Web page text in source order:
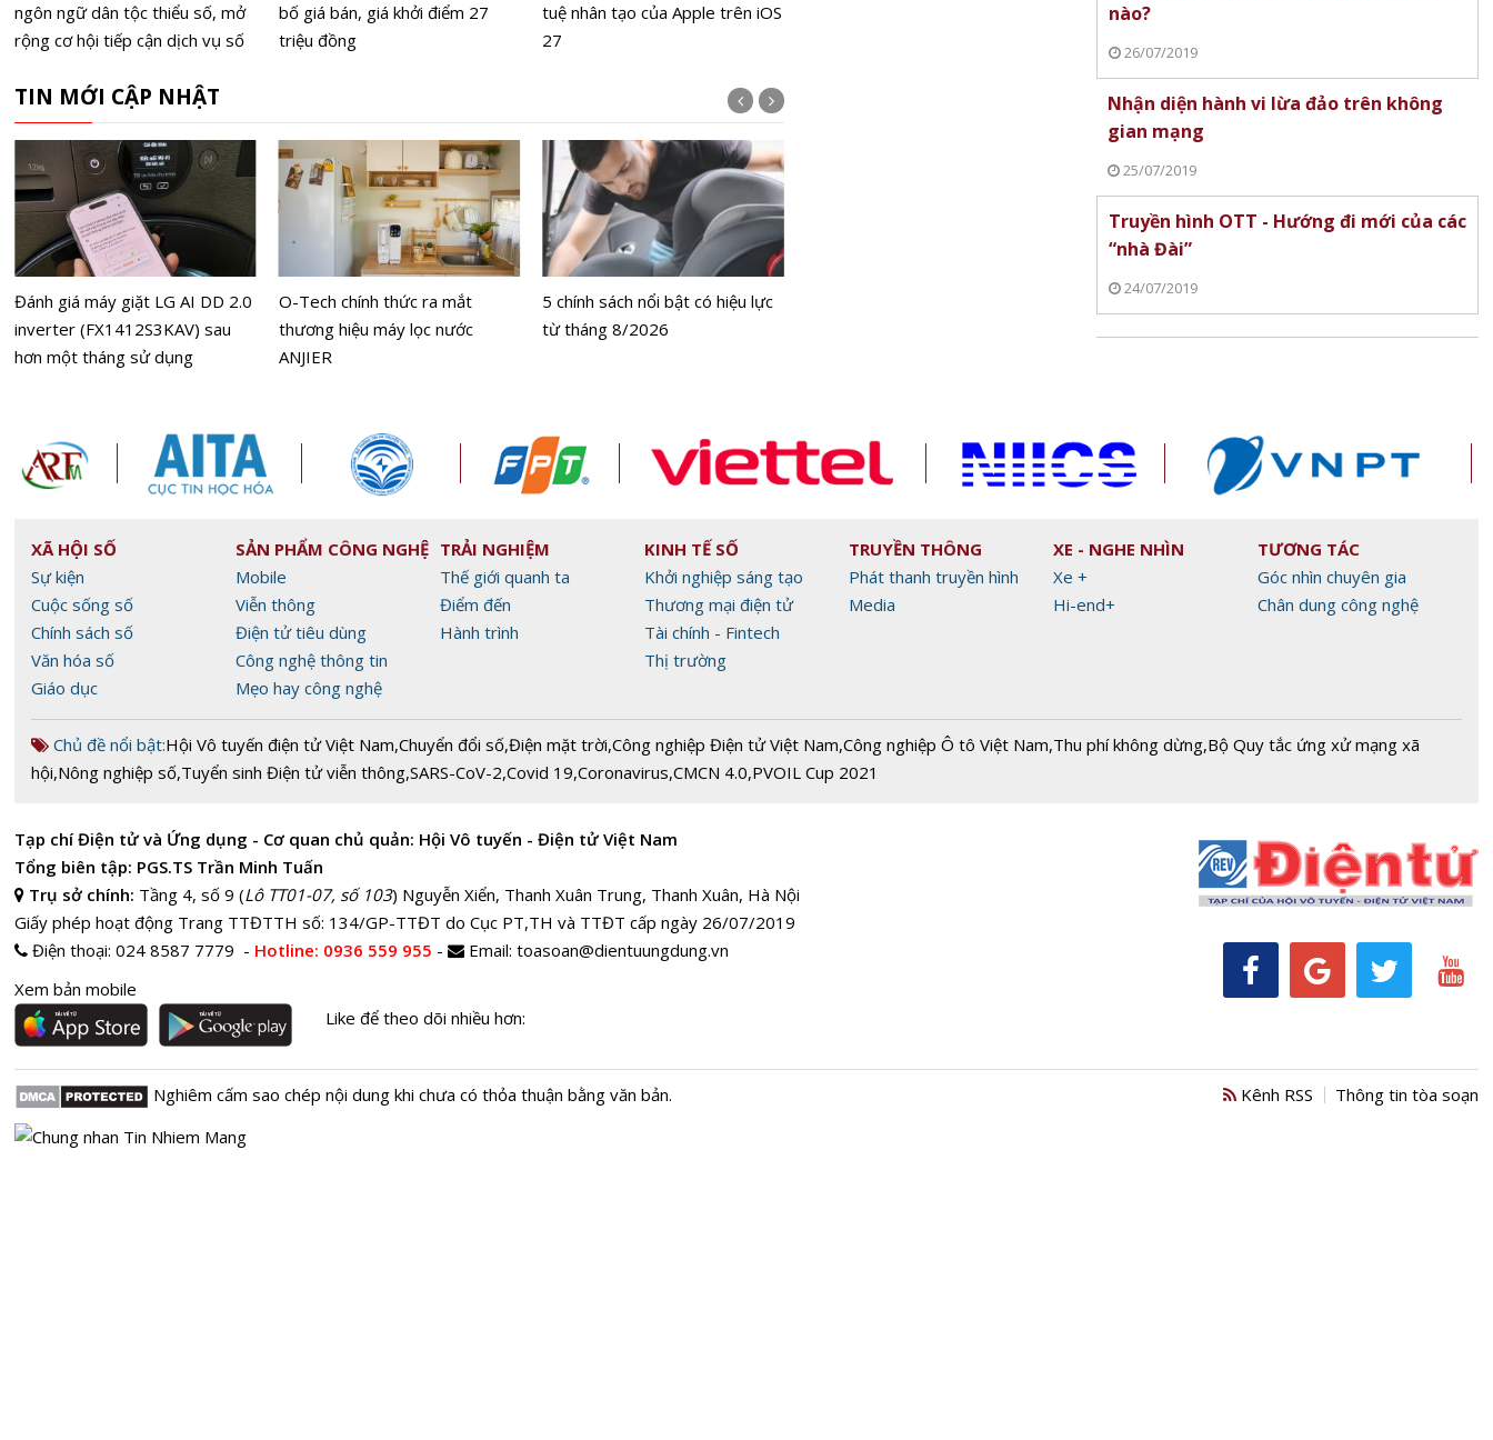
ngôn ngữ dân tộc thiểu số, mở
rộng cơ hội tiếp cận dịch vụ số
bố giá bán, giá khởi điểm 27
triệu đồng
tuệ nhân tạo của Apple trên iOS
27
TIN MỚI CẬP NHẬT
Đánh giá máy giặt LG AI DD 2.0
inverter (FX1412S3KAV) sau
hơn một tháng sử dụng
O-Tech chính thức ra mắt
thương hiệu máy lọc nước
ANJIER
5 chính sách nổi bật có hiệu lực
từ tháng 8/2026
Xiaomi ra mắt REDMI 17 Series
nào?
26/07/2019
Nhận diện hành vi lừa đảo trên không
gian mạng
25/07/2019
Truyền hình OTT - Hướng đi mới của các
“nhà Đài”
24/07/2019
XÃ HỘI SỐ
Sự kiện
Cuộc sống số
Chính sách số
Văn hóa số
Giáo dục
SẢN PHẨM CÔNG NGHỆ
Mobile
Viễn thông
Điện tử tiêu dùng
Công nghệ thông tin
Mẹo hay công nghệ
TRẢI NGHIỆM
Thế giới quanh ta
Điểm đến
Hành trình
KINH TẾ SỐ
Khởi nghiệp sáng tạo
Thương mại điện tử
Tài chính - Fintech
Thị trường
TRUYỀN THÔNG
Phát thanh truyền hình
Media
XE - NGHE NHÌN
Xe +
Hi-end+
TƯƠNG TÁC
Góc nhìn chuyên gia
Chân dung công nghệ
Chủ đề nổi bật:Hội Vô tuyến điện tử Việt Nam,Chuyển đổi số,Điện mặt trời,Công nghiệp Điện tử Việt Nam,Công nghiệp Ô tô Việt Nam,Thu phí không dừng,Bộ Quy tắc ứng xử mạng xã
hội,Nông nghiệp số,Tuyển sinh Điện tử viễn thông,SARS-CoV-2,Covid 19,Coronavirus,CMCN 4.0,PVOIL Cup 2021
Tạp chí Điện tử và Ứng dụng - Cơ quan chủ quản: Hội Vô tuyến - Điện tử Việt Nam
Tổng biên tập: PGS.TS Trần Minh Tuấn
Trụ sở chính: Tầng 4, số 9 (Lô TT01-07, số 103) Nguyễn Xiển, Thanh Xuân Trung, Thanh Xuân, Hà Nội
Giấy phép hoạt động Trang TTĐTTH số: 134/GP-TTĐT do Cục PT,TH và TTĐT cấp ngày 26/07/2019
Điện thoại: 024 8587 7779 - Hotline: 0936 559 955 - Email: toasoan@dientuungdung.vn
Xem bản mobile
Like để theo dõi nhiều hơn:
Nghiêm cấm sao chép nội dung khi chưa có thỏa thuận bằng văn bản. Kênh RSS Thông tin tòa soạn